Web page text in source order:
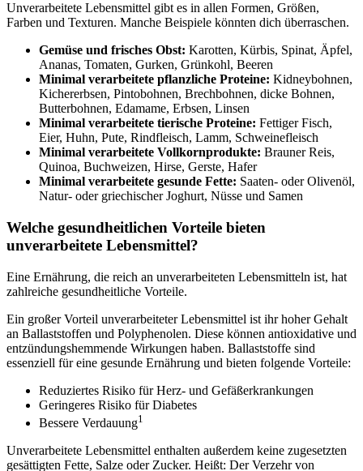
Unverarbeitete Lebensmittel gibt es in allen Formen, Größen,
Farben und Texturen. Manche Beispiele könnten dich überraschen.
Gemüse und frisches Obst: Karotten, Kürbis, Spinat, Äpfel,
Ananas, Tomaten, Gurken, Grünkohl, Beeren
Minimal verarbeitete pflanzliche Proteine: Kidneybohnen,
Kichererbsen, Pintobohnen, Brechbohnen, dicke Bohnen,
Butterbohnen, Edamame, Erbsen, Linsen
Minimal verarbeitete tierische Proteine: Fettiger Fisch,
Eier, Huhn, Pute, Rindfleisch, Lamm, Schweinefleisch
Minimal verarbeitete Vollkornprodukte: Brauner Reis,
Quinoa, Buchweizen, Hirse, Gerste, Hafer
Minimal verarbeitete gesunde Fette: Saaten- oder Olivenöl,
Natur- oder griechischer Joghurt, Nüsse und Samen
Welche gesundheitlichen Vorteile bieten
unverarbeitete Lebensmittel?
Eine Ernährung, die reich an unverarbeiteten Lebensmitteln ist, hat
zahlreiche gesundheitliche Vorteile.
Ein großer Vorteil unverarbeiteter Lebensmittel ist ihr hoher Gehalt
an Ballaststoffen und Polyphenolen. Diese können antioxidative und
entzündungshemmende Wirkungen haben. Ballaststoffe sind
essenziell für eine gesunde Ernährung und bieten folgende Vorteile:
Reduziertes Risiko für Herz- und Gefäßerkrankungen
Geringeres Risiko für Diabetes
Bessere Verdauung1
Unverarbeitete Lebensmittel enthalten außerdem keine zugesetzten
gesättigten Fette, Salze oder Zucker. Heißt: Der Verzehr von